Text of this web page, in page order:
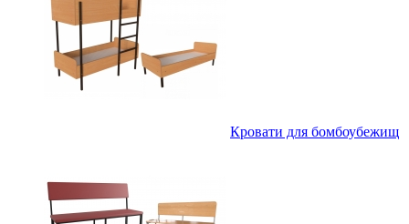
Кровати для бомбоубежищ